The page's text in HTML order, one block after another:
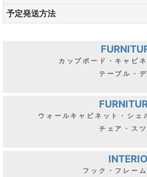
予定発送方法
カップボード・キャビ
テーブル・デ
ウォールキャビネット・シェ
チェア・ス
フック・フレー